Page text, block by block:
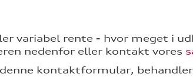
variabel rente - hvor meget i
nedenfor eller kontakt vores
kontaktformular,